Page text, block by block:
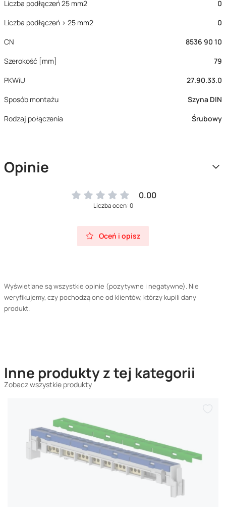
Liczba podłączeń 25 mm2
0
Liczba podłączeń > 25 mm2
0
CN
8536 90 10
Szerokość [mm]
79
PKWiU
27.90.33.0
Sposób montażu
Szyna DIN
Rodzaj połączenia
Śrubowy
Opinie
0.00
Liczba ocen: 0
Oceń i opisz
Wyświetlane są wszystkie opinie (pozytywne i negatywne). Nie
weryfikujemy, czy pochodzą one od klientów, którzy kupili dany
produkt.
Inne produkty z tej kategorii
Zobacz wszystkie produkty